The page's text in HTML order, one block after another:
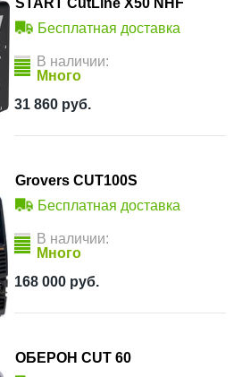
START CutLine X50 NHF
Бесплатная доставка
В наличии:
Много
31 860 руб.
Grovers CUT100S
Бесплатная доставка
В наличии:
Много
168 000 руб.
ОБЕРОН CUT 60